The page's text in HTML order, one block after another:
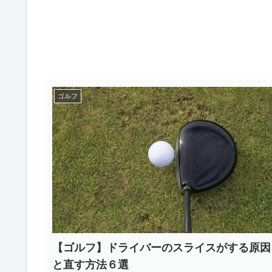
ゴルフ
【ゴルフ】ドライバーのスライスがする原因
と直す方法６選